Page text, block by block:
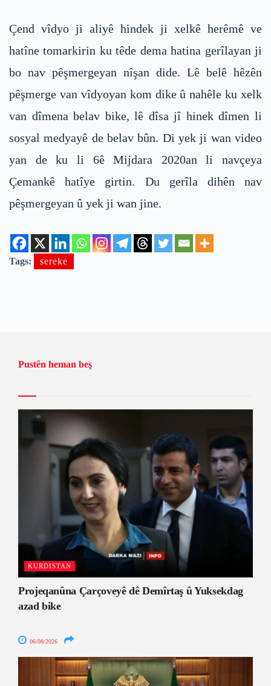
Çend vîdyo ji aliyê hindek ji xelkê herêmê ve
hatîne tomarkirin ku têde dema hatina gerîlayan ji
bo nav pêşmergeyan nîşan dide. Lê belê hêzên
pêşmerge van vîdyoyan kom dike û nahêle ku xelk
van dîmena belav bike, lê dîsa jî hinek dîmen li
sosyal medyayê de belav bûn. Di yek ji wan video
yan de ku li 6ê Mijdara 2020an li navçeya
Çemankê hatîye girtin. Du gerîla dihên nav
pêşmergeyan û yek ji wan jine.
Tags: sereke
Pustên heman beş
KURDISTAN
Projeqanûna Çarçoveyê dê Demîrtaş û Yuksekdag
azad bike
06/08/2026